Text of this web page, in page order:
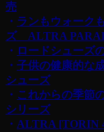
売
・ ランもウォーク
ズ ALTRA
・ ロードシュー
・ 子供の健康的な
シューズ
・ これからの季節
シリーズ
・ ALTRA [TORIN